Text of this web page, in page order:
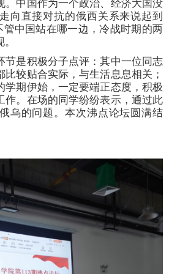
。中国作为一个政治、经济大国没
向直接对抗的俄西关系来说起到
管中国站在哪一边，冷战时期的两
节是积极分子点评：其中一位同志
比较贴合实际，与生活息息相关；
学期伊始， 一定要端正态度，积极
作。 在场的同学纷纷表示， 通过此
乌的问题。本次沸点论坛圆满结